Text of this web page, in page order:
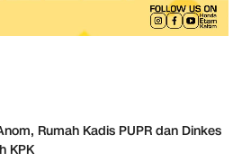
Rumah Kadis PUPR dan Dinkes
KPK